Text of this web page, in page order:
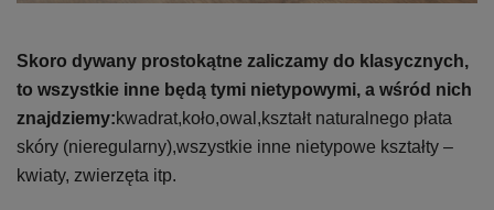
Skoro dywany prostokątne zaliczamy do klasycznych,
to wszystkie inne będą tymi nietypowymi, a wśród nich
znajdziemy:kwadrat,koło,owal,kształt naturalnego płata
skóry (nieregularny),wszystkie inne nietypowe kształty –
kwiaty, zwierzęta itp.